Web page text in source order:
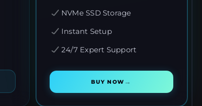
NVMe SSD Storage
Instant Setup
24/7 Expert Support
BUY NOW →